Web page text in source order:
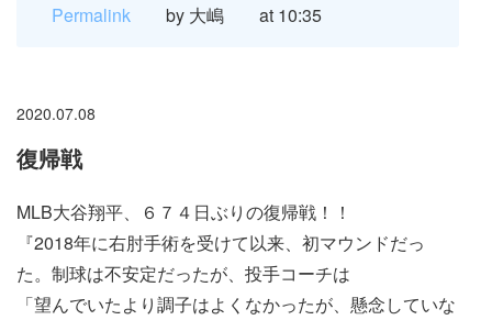
Permalink by 大嶋 at 10:35
2020.07.08
復帰戦
MLB大谷翔平、６７４日ぶりの復帰戦！！
『2018年に右肘手術を受けて以来、初マウンドだっ
た。制球は不安定だったが、投手コーチは
「望んでいたより調子はよくなかったが、懸念していな